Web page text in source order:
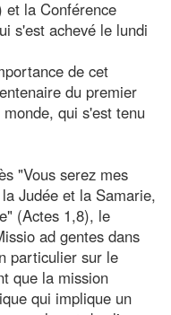
et la Conférence
s'est achevé le lundi
de cet
du premier
qui s'est tenu
"Vous serez mes
Judée et la Samarie,
(Actes 1,8), le
ad gentes dans
particulier sur le
que la mission
qui implique un